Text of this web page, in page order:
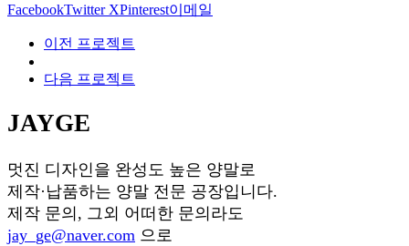
FacebookTwitter XPinterest이메일
이전 프로젝트
다음 프로젝트
JAYGE
멋진 디자인을 완성도 높은 양말로
제작·납품하는 양말 전문 공장입니다.
제작 문의, 그외 어떠한 문의라도
jay_ge@naver.com 으로